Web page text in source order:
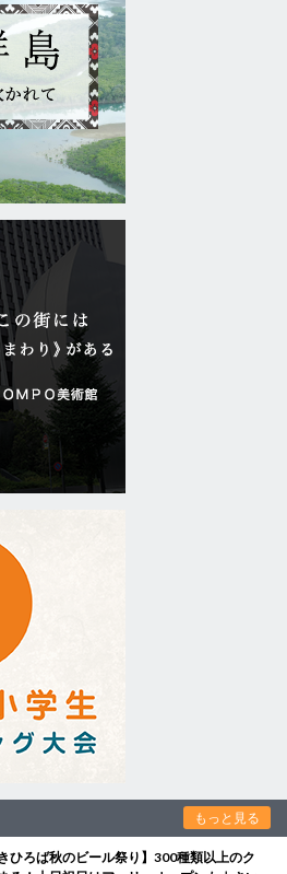
もっと見る
ひろば秋のビール祭り】300種類以上のク